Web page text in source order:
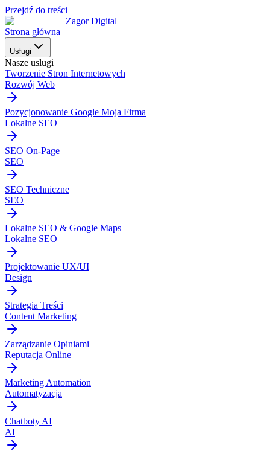
Przejdź do treści
Zagor Digital
Strona główna
Usługi
Nasze uslugi
Tworzenie Stron Internetowych
Rozwój Web
Pozycjonowanie Google Moja Firma
Lokalne SEO
SEO On-Page
SEO
SEO Techniczne
SEO
Lokalne SEO & Google Maps
Lokalne SEO
Projektowanie UX/UI
Design
Strategia Treści
Content Marketing
Zarządzanie Opiniami
Reputacja Online
Marketing Automation
Automatyzacja
Chatboty AI
AI